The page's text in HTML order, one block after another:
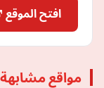
افتح الموقع
مواقع مشابهة